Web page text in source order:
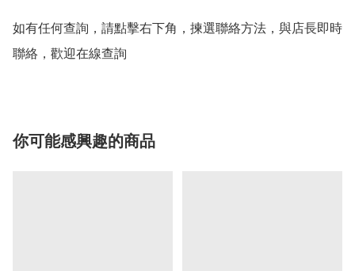
如有任何查詢，請點擊右下角，揀選聯絡方法，與店長即時
聯絡，歡迎在線查詢
你可能感興趣的商品